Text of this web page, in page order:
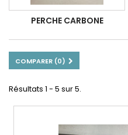
PERCHE CARBONE
COMPARER (0)
Résultats 1 - 5 sur 5.